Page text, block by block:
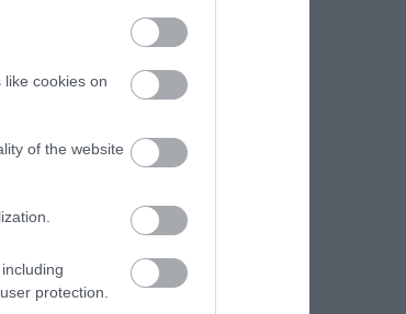
cookies on
of the website
protection.
etetése